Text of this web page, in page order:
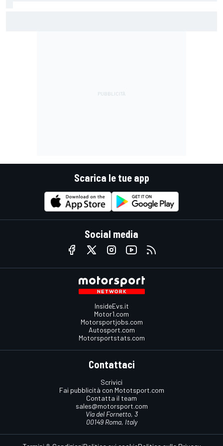
Scarica le tue app
Social media
InsideEvs.it
Motor1.com
Motorsportjobs.com
Autosport.com
Motorsportstats.com
Contattaci
Scrivici
Fai pubblicità con Mototsport.com
Contatta il team
sales@motorsport.com
Via del Fornetto, 3
00149 Roma, Italy